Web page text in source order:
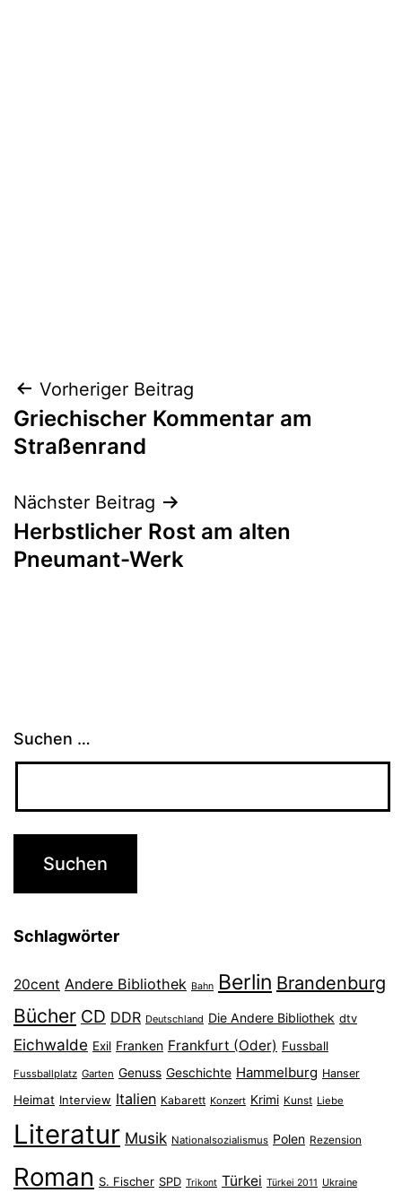
Beitragsnavigation
Vorheriger Beitrag
Griechischer Kommentar am
Straßenrand
Nächster Beitrag
Herbstlicher Rost am alten
Pneumant-Werk
Suchen …
Schlagwörter
20cent Andere Bibliothek Bahn Berlin Brandenburg
Bücher CD DDR Deutschland Die Andere Bibliothek dtv
Eichwalde Exil Franken Frankfurt (Oder) Fussball
Fussballplatz Garten Genuss Geschichte Hammelburg Hanser
Heimat Interview Italien Kabarett Konzert Krimi Kunst Liebe
Literatur Musik Nationalsozialismus Polen Rezension
Roman S. Fischer SPD Trikont Türkei Türkei 2011 Ukraine